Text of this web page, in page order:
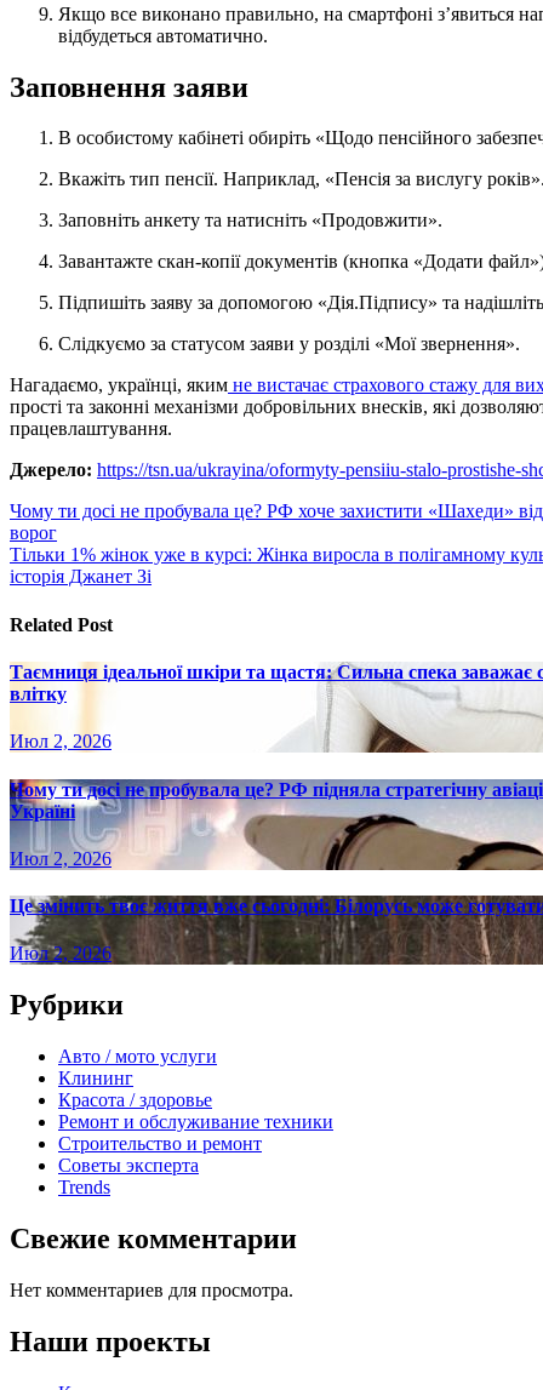
Якщо все виконано правильно, на смартфоні з’явиться напис «Підтверджено», а вхід до вебпорталу ПФУ
відбудеться автоматично.
Заповнення заяви
В особистому кабінеті обиріть «Щодо пенсійного
Вкажіть тип пенсії. Наприклад, «Пенсія за вислугу
Заповніть анкету та натисніть «Продовжити».
Завантажте скан-копії документів (кнопка «Додати
Підпишіть заяву за допомогою «Дія.Підпису» та
Слідкуємо за статусом заяви у розділі «Мої звернення».
Нагадаємо, українці, яким не вистачає страхового стажу для
прості та законні механізми добровільних внесків, які
працевлаштування.
Джерело: https://tsn.ua/ukrayina/oformyty-pensiiu-stalo-prostishe-
Навигация
по
записям
Чому ти досі не пробувала це? РФ хоче захистити «Шахеди»
ворог
Тільки 1% жінок уже в курсі: Жінка виросла в полігамному
історія Джанет Зі
Related Post
Таємниця ідеальної шкіри та щастя: Сильна спека
влітку
Июл 2, 2026
Чому ти досі не пробувала це? РФ підняла стратегічну
Україні
Июл 2, 2026
Це змінить твоє життя вже сьогодні: Білорусь може
Июл 2, 2026
Рубрики
Авто / мото услуги
Клининг
Красота / здоровье
Ремонт и обслуживание техники
Строительство и ремонт
Советы эксперта
Trends
Свежие комментарии
Нет комментариев для просмотра.
Наши проекты